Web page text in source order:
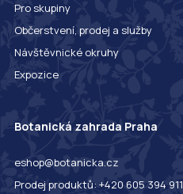
Pro skupiny
Občerstvení, prodej a služby
Návštěvnické okruhy
Expozice
Botanická zahrada Praha
eshop@botanicka.cz
Prodej produktů: +420 605 394 911